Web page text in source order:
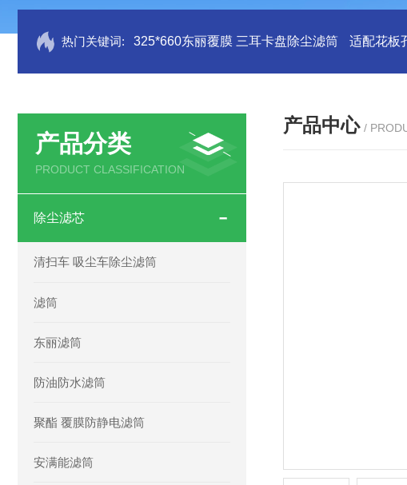
热门关键词: 325*660东丽覆膜 三耳卡盘除尘滤筒 适配花板
产品分类
PRODUCT CLASSIFICATION
除尘滤芯
清扫车 吸尘车除尘滤筒
滤筒
东丽滤筒
防油防水滤筒
聚酯 覆膜防静电滤筒
安满能滤筒
产品中心 /